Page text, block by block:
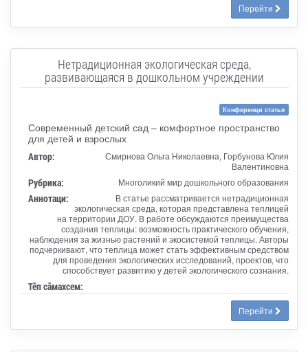
Перейти
Нетрадиционная экологическая среда,
развивающаяся в дошкольном учреждении
Конференци статья
Современный детский сад – комфортное пространство
для детей и взрослых
Автор:
Смирнова Ольга Николаевна, Горбунова Юлия
Валентиновна
Рубрика: Многоликий мир дошкольного образования
Аннотаци:
В статье рассматривается нетрадиционная
экологическая среда, которая представлена теплицей
на территории ДОУ. В работе обсуждаются преимущества
создания теплицы: возможность практического обучения,
наблюдения за жизнью растений и экосистемой теплицы. Авторы
подчеркивают, что теплица может стать эффективным средством
для проведения экологических исследований, проектов, что
способствует развитию у детей экологического сознания.
Тӗп сӑмахсем:
Перейти